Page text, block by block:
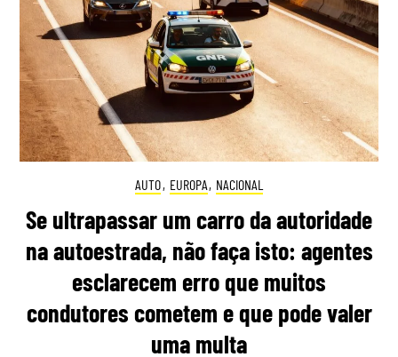
AUTO, EUROPA, NACIONAL
Se ultrapassar um carro da autoridade
na autoestrada, não faça isto: agentes
esclarecem erro que muitos
condutores cometem e que pode valer
uma multa